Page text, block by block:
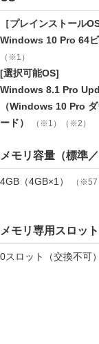
［プレインストールOS
Windows 10 Pro 64ビ
（※1）
[選択可能OS]
Windows 8.1 Pro
（Windows 10 Pro
ード）
（※1）（※2）
メモリ容量（標準／
4GB（4GB×1） （※57
メモリ専用スロット
0スロット（交換不可）